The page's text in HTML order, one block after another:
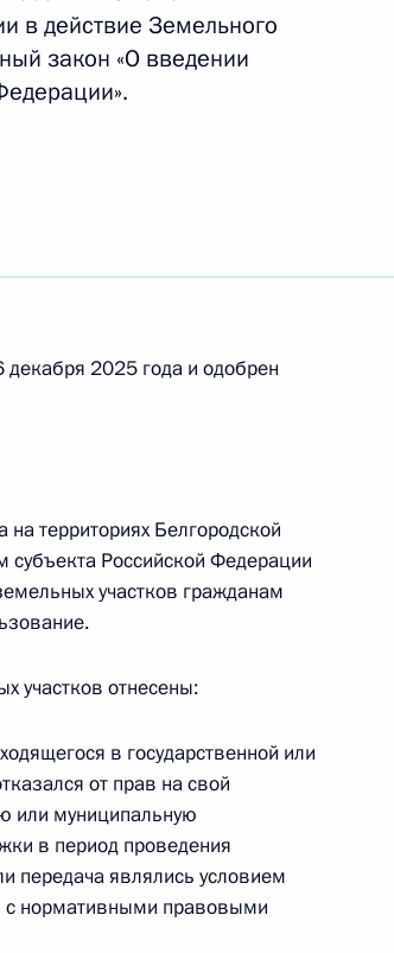
в Курской
в действие Земельного
закон «О введении
декабря 2025 года и одобрен
территориях Белгородской
субъекта Российской Федерации
участков гражданам
участков отнесены:
в государственной или
от прав на свой
или муниципальную
в период проведения
передача являлись условием
с нормативными правовыми